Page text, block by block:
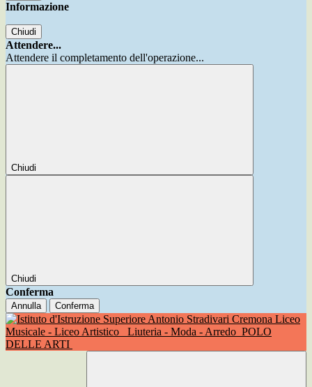
Informazione
Chiudi
Attendere...
Attendere il completamento dell'operazione...
Chiudi
Chiudi
Conferma
Annulla Conferma
Liceo
Musicale - Liceo Artistico
Liuteria - Moda - Arredo POLO
DELLE ARTI